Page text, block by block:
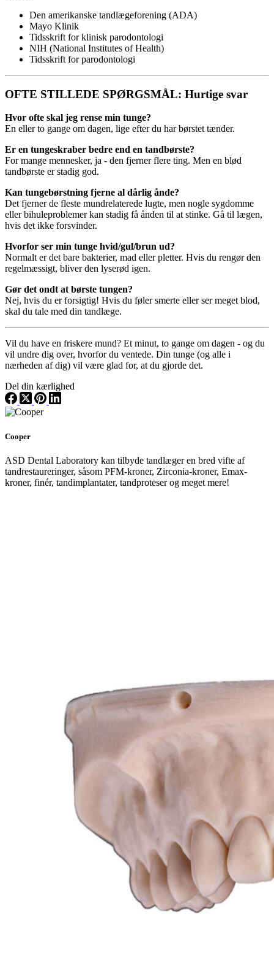
Den amerikanske tandlægeforening (ADA)
Mayo Klinik
Tidsskrift for klinisk parodontologi
NIH (National Institutes of Health)
Tidsskrift for parodontologi
OFTE STILLEDE SPØRGSMÅL: Hurtige svar
Hvor ofte skal jeg rense min tunge?
En eller to gange om dagen, lige efter du har børstet tænder.
Er en tungeskraber bedre end en tandbørste?
For mange mennesker, ja - den fjerner flere ting. Men en blød
tandbørste er stadig god.
Kan tungebørstning fjerne al dårlig ånde?
Det fjerner de fleste mundrelaterede lugte, men nogle sygdomme
eller bihuleproblemer kan stadig få ånden til at stinke. Gå til lægen,
hvis det ikke forsvinder.
Hvorfor ser min tunge hvid/gul/brun ud?
Normalt er det bare bakterier, mad eller pletter. Hvis du rengør den
regelmæssigt, bliver den lyserød igen.
Gør det ondt at børste tungen?
Nej, hvis du er forsigtig! Hvis du føler smerte eller ser meget blod,
skal du tale med din tandlæge.
Vil du have en friskere mund? Et minut, to gange om dagen - og du
vil undre dig over, hvorfor du ventede. Din tunge (og alle i
nærheden af dig) vil være glad for, at du gjorde det.
Del din kærlighed
Cooper
ASD Dental Laboratory kan tilbyde tandlæger en bred vifte af
tandrestaureringer, såsom PFM-kroner, Zirconia-kroner, Emax-
kroner, finér, tandimplantater, tandproteser og meget mere!